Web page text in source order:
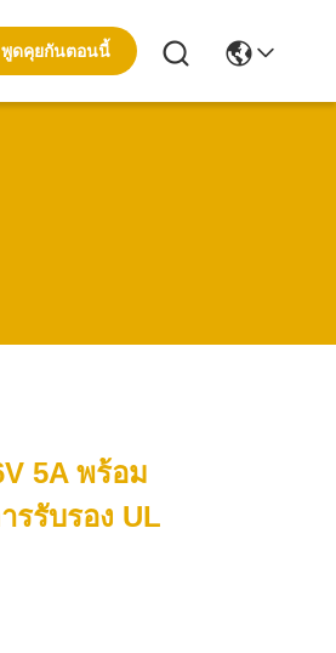
พูดคุยกันตอนนี้
5A พร้อม
รรับรอง UL